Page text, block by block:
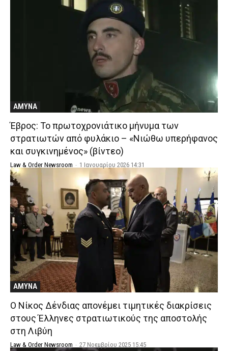
ΑΜΥΝΑ
Έβρος: Το πρωτοχρονιάτικο μήνυμα των
στρατιωτών από φυλάκιο – «Νιώθω υπερήφανος
και συγκινημένος» (βίντεο)
Law & Order Newsroom - 1 Ιανουαρίου 2026 14:31
ΑΜΥΝΑ
Ο Νίκος Δένδιας απονέμει τιμητικές διακρίσεις
στους Έλληνες στρατιωτικούς της αποστολής
στη Λιβύη
Law & Order Newsroom - 27 Νοεμβρίου 2025 15:45